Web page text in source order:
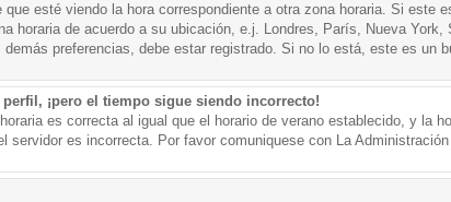
que esté viendo la hora correspondiente a otra zona horaria. Si este
horaria de acuerdo a su ubicación, e.j. Londres, París, Nueva York,
preferencias, debe estar registrado. Si no lo está, este es un
¡pero el tiempo sigue siendo incorrecto!
es correcta al igual que el horario de verano establecido, y la
servidor es incorrecta. Por favor comuniquese con La